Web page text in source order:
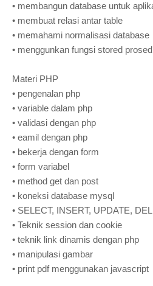
• membangun database untuk
• membuat relasi antar table
• memahami normalisasi database
• menggunkan fungsi stored
Materi PHP
• pengenalan php
• variable dalam php
• validasi dengan php
• eamil dengan php
• bekerja dengan form
• form variabel
• method get dan post
• koneksi database mysql
• SELECT, INSERT, UPDATE,
• Teknik session dan cookie
• teknik link dinamis dengan php
• manipulasi gambar
• print pdf menggunakan javascript